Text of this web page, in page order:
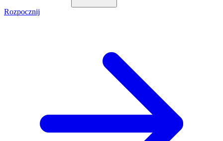
Rozpocznij